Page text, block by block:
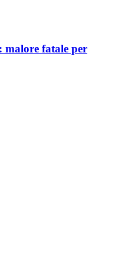
malore fatale per